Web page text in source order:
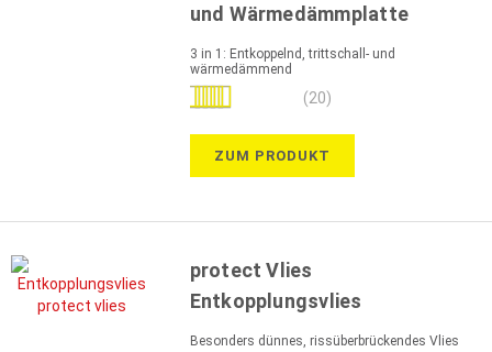
und Wärmedämmplatte
3 in 1: Entkoppelnd, trittschall- und
wärmedämmend
Bewertung:
(20)
ZUM PRODUKT
protect Vlies
Entkopplungsvlies
Besonders dünnes, rissüberbrückendes Vlies